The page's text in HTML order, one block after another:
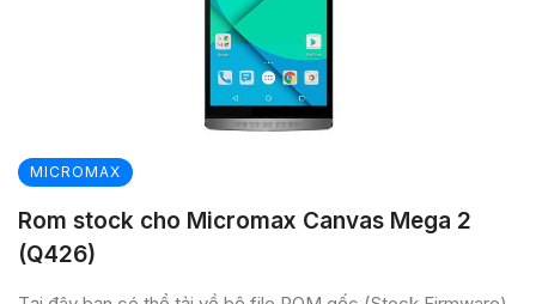
MICROMAX
Rom stock cho Micromax Canvas Mega 2
(Q426)